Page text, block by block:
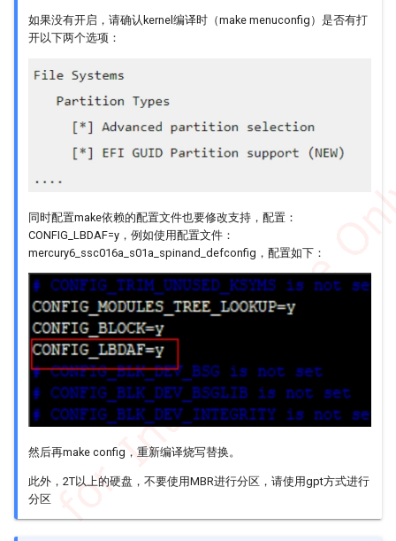
如果没有开启，请确认kernel编译时（make menuconfig）是否有打
开以下两个选项：
同时配置make依赖的配置文件也要修改支持，配置：
CONFIG_LBDAF=y，例如使用配置文件：
mercury6_ssc016a_s01a_spinand_defconfig，配置如下：
然后再make config，重新编译烧写替换。
此外，2T以上的硬盘，不要使用MBR进行分区，请使用gpt方式进行
分区